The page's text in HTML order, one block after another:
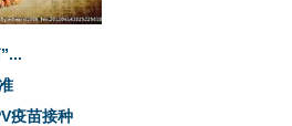
疫苗接种